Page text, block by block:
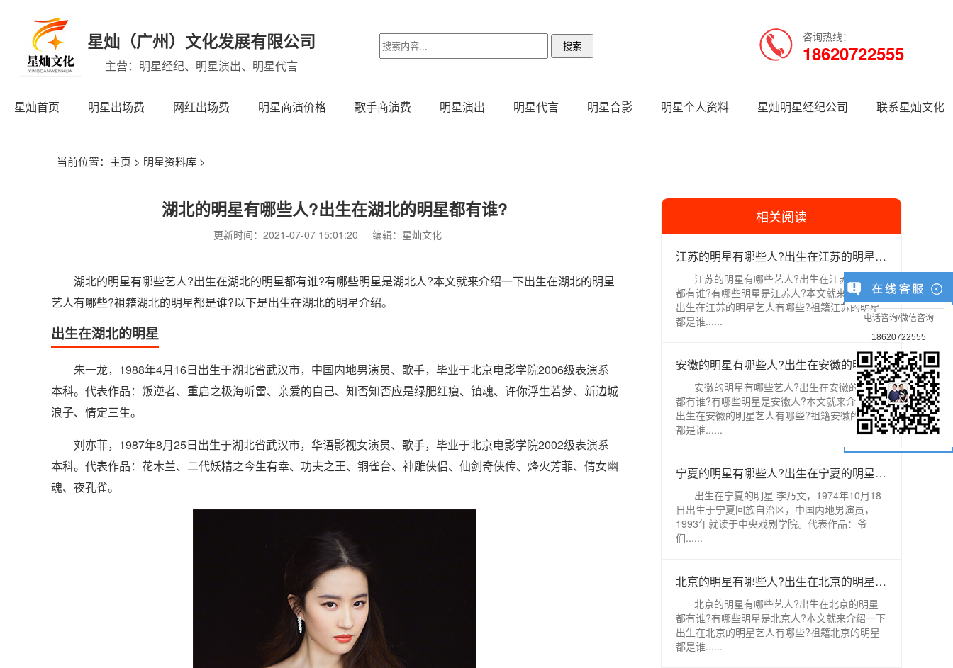
星灿（广州）文化发展有限公司
主营：明星经纪、明星演出、明星代言
咨询热线：
18620722555
星灿首页 明星出场费 网红出场费 明星商演价格 歌手商演费 明星演出 明星代言 明星合影 明星个人资料 星灿明星经纪公司 联系星灿文化
当前位置： 主页 > 明星资料库>
湖北的明星有哪些人?出生在湖北的明星都有谁?
更新时间：2021-07-07 15:01:20 编辑：星灿文化
湖北的明星有哪些艺人?出生在湖北的明星都有谁?有哪些明星是湖北人?本文就来介绍一下出生在湖北的明星
艺人有哪些?祖籍湖北的明星都是谁?以下是出生在湖北的明星介绍。
出生在湖北的明星
朱一龙，1988年4月16日出生于湖北省武汉市，中国内地男演员、歌手，毕业于北京电影学院2006级表演系
本科。代表作品：叛逆者、重启之极海听雷、亲爱的自己、知否知否应是绿肥红瘦、镇魂、许你浮生若梦、新边城
浪子、情定三生。
刘亦菲，1987年8月25日出生于湖北省武汉市，华语影视女演员、歌手，毕业于北京电影学院2002级表演系
本科。代表作品：花木兰、二代妖精之今生有幸、功夫之王、铜雀台、神雕侠侣、仙剑奇侠传、烽火芳菲、倩女幽
魂、夜孔雀。
相关阅读
江苏的明星有哪些人?出生在江苏的明星都有谁?
江苏的明星有哪些艺人?出生在江苏的明星
都有谁?有哪些明星是江苏人?本文就来介绍一下
出生在江苏的明星艺人有哪些?祖籍江苏的明星
都是谁......
安徽的明星有哪些人?出生在安徽的明星都有谁?
安徽的明星有哪些艺人?出生在安徽的明星
都有谁?有哪些明星是安徽人?本文就来介绍一下
出生在安徽的明星艺人有哪些?祖籍安徽的明星
都是谁......
宁夏的明星有哪些人?出生在宁夏的明星都有谁?
出生在宁夏的明星 李乃文，1974年10月18
日出生于宁夏回族自治区，中国内地男演员，
1993年就读于中央戏剧学院。代表作品：爷
们......
北京的明星有哪些人?出生在北京的明星都有谁?
北京的明星有哪些艺人?出生在北京的明星
都有谁?有哪些明星是北京人?本文就来介绍一下
出生在北京的明星艺人有哪些?祖籍北京的明星
都是谁......
电话咨询/微信咨询
18620722555